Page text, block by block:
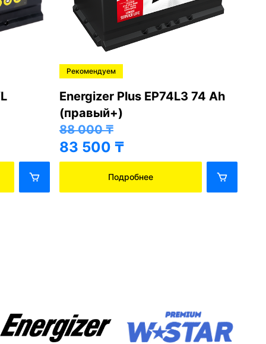
Рекомендуем
Energizer Plus EP74L3 74 Ah
(правый+)
88 000₸
83 500 ₸
Подробнее